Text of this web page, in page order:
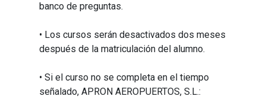
banco de preguntas.
• Los cursos serán desactivados dos meses
después de la matriculación del alumno.
• Si el curso no se completa en el tiempo
señalado, APRON AEROPUERTOS, S.L.: